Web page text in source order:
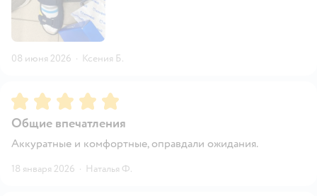
08 июня 2026 · Ксения Б.
Рейтинг:5
Общие впечатления
Аккуратные и комфортные, оправдали ожидания.
18 января 2026 · Наталья Ф.